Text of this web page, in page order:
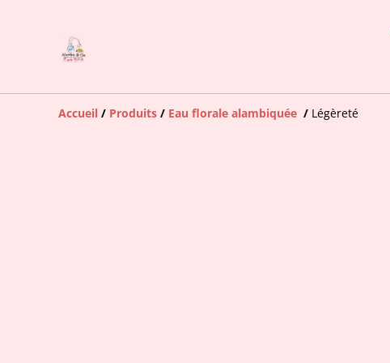
Accueil / Produits / Eau florale alambiquée / Légèreté